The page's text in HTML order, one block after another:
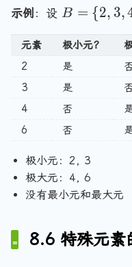
示例 ：设 B
\
{
,
3
,
\
B = {2, 3,
元素 极小元？
2
是
3
是
4
否
6
否
极小元：2, 3
极大元：4, 6
没有最小元和最大元
8.6 特殊元素